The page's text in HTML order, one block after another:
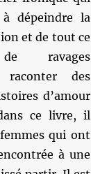
dépeindre la
et de tout ce
ravages
des
d’amour
ce livre, il
qui ont
à une